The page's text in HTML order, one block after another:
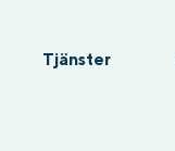
Tjänster